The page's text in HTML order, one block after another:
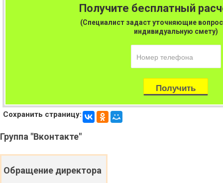
Получите бесплатный
(Специалист задаст уточняющие
индивидуальную смету)
Сохранить страницу:
Группа "Вконтакте"
Обращение директора